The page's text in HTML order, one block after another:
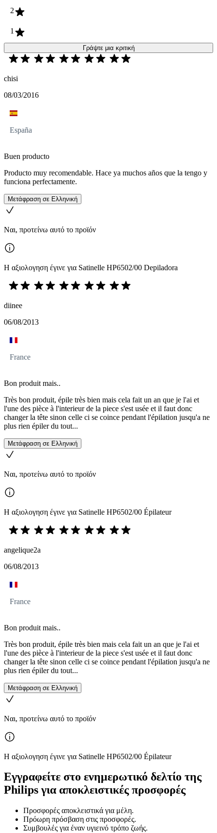
2
1
Γράψτε μια κριτική
chisi
08/03/2016
España
Buen producto
Producto muy recomendable. Hace ya muchos años que la tengo y
funciona perfectamente.
Μετάφραση σε Ελληνική
Ναι, προτείνω αυτό το προϊόν
Η αξιολογηση έγινε για Satinelle HP6502/00 Depiladora
diinee
06/08/2013
France
Bon produit mais..
Très bon produit, épile très bien mais cela fait un an que je l'ai et
l'une des pièce à l'interieur de la piece s'est usée et il faut donc
changer la tête sinon celle ci se coince pendant l'épilation jusqu'a ne
plus rien épiler du tout...
Μετάφραση σε Ελληνική
Ναι, προτείνω αυτό το προϊόν
Η αξιολογηση έγινε για Satinelle HP6502/00 Épilateur
angelique2a
06/08/2013
France
Bon produit mais..
Très bon produit, épile très bien mais cela fait un an que je l'ai et
l'une des pièce à l'interieur de la piece s'est usée et il faut donc
changer la tête sinon celle ci se coince pendant l'épilation jusqu'a ne
plus rien épiler du tout...
Μετάφραση σε Ελληνική
Ναι, προτείνω αυτό το προϊόν
Η αξιολογηση έγινε για Satinelle HP6502/00 Épilateur
Εγγραφείτε στο ενημερωτικό δελτίο της
Philips για αποκλειστικές προσφορές
Προσφορές αποκλειστικά για μέλη.
Πρόωρη πρόσβαση στις προσφορές.
Συμβουλές για έναν υγιεινό τρόπο ζωής.